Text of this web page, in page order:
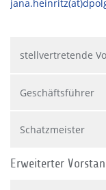
stellvertretende
Geschäftsführer
Schatzmeister
Erweiterter